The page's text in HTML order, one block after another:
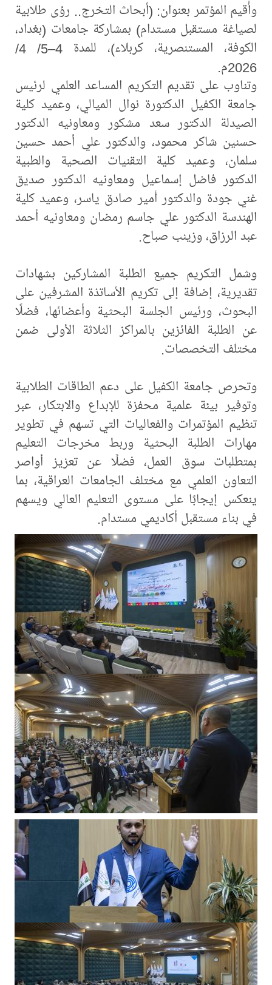
وأُقيم المؤتمر بعنوان: (أبحاث التخرج.. رؤى طلابية
لصياغة مستقبل مستدام) بمشاركة جامعات (بغداد،
الكوفة، المستنصرية، كربلاء)، للمدة 4–5/ 4/
2026م.
وتناوب على تقديم التكريم المساعد العلمي لرئيس
جامعة الكفيل الدكتورة نوال الميالي، وعميد كلية
الصيدلة الدكتور سعد مشكور ومعاونيه الدكتور
حسنين شاكر محمود، والدكتور علي أحمد حسين
سلمان، وعميد كلية التقنيات الصحية والطبية
الدكتور فاضل إسماعيل ومعاونيه الدكتور صديق
غني جودة والدكتور أمير صادق ياسر، وعميد كلية
الهندسة الدكتور علي جاسم رمضان ومعاونيه أحمد
عبد الرزاق، وزينب صباح.
وشمل التكريم جميع الطلبة المشاركين بشهادات
تقديرية، إضافة إلى تكريم الأساتذة المشرفين على
البحوث، ورئيس الجلسة البحثية وأعضائها، فضلًا
عن الطلبة الفائزين بالمراكز الثلاثة الأولى ضمن
مختلف التخصصات.
وتحرص جامعة الكفيل على دعم الطاقات الطلابية
وتوفير بيئة علمية محفزة للإبداع والابتكار، عبر
تنظيم المؤتمرات والفعاليات التي تسهم في تطوير
مهارات الطلبة البحثية وربط مخرجات التعليم
بمتطلبات سوق العمل، فضلًا عن تعزيز أواصر
التعاون العلمي مع مختلف الجامعات العراقية، بما
ينعكس إيجابًا على مستوى التعليم العالي ويسهم
في بناء مستقبل أكاديمي مستدام.